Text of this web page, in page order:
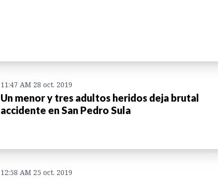
11:47 AM 28 oct. 2019
Un menor y tres adultos heridos deja brutal
accidente en San Pedro Sula
12:58 AM 25 oct. 2019